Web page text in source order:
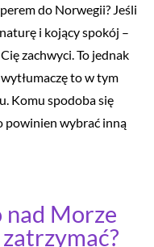
do Norwegii? Jeśli
i kojący spokój –
zachwyci. To jednak
to w tym
Komu spodoba się
powinien wybrać inną
nad Morze